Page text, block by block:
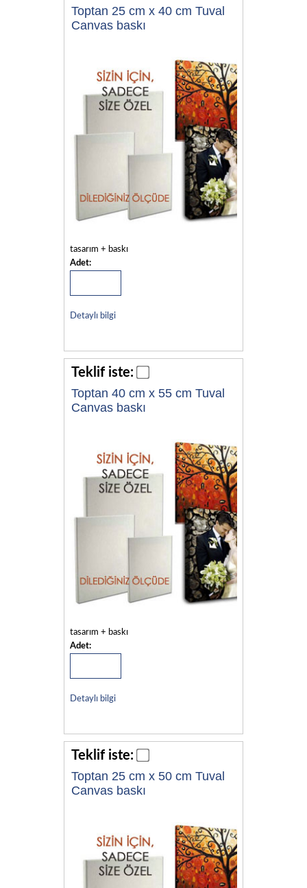
Toptan 25 cm x 40 cm Tuval
Canvas baskı
tasarım + baskı
Adet:
Detaylı bilgi
Teklif iste:
Toptan 40 cm x 55 cm Tuval
Canvas baskı
tasarım + baskı
Adet:
Detaylı bilgi
Teklif iste:
Toptan 25 cm x 50 cm Tuval
Canvas baskı